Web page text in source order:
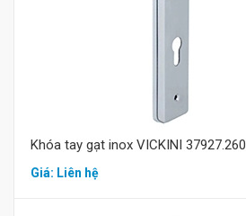
Khóa tay gạt inox VICKINI 37927.260
Giá: Liên hệ